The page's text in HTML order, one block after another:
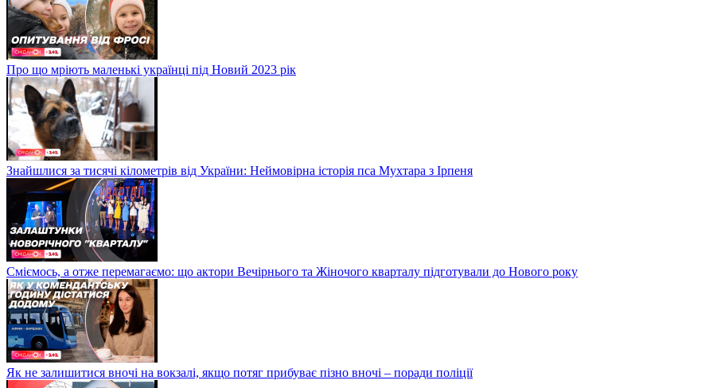
Про що мріють маленькі українці під Новий 2023 рік
Знайшлися за тисячі кілометрів від України: Неймовірна історія пса Мухтара з Ірпеня
Сміємось, а отже перемагаємо: що актори Вечірнього та Жіночого кварталу підготували до Нового року
Як не залишитися вночі на вокзалі, якщо потяг прибуває пізно вночі – поради поліції